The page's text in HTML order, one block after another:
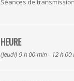
Séances de
HEURE
(Jeudi) 9 h 00 min - 12 h 00